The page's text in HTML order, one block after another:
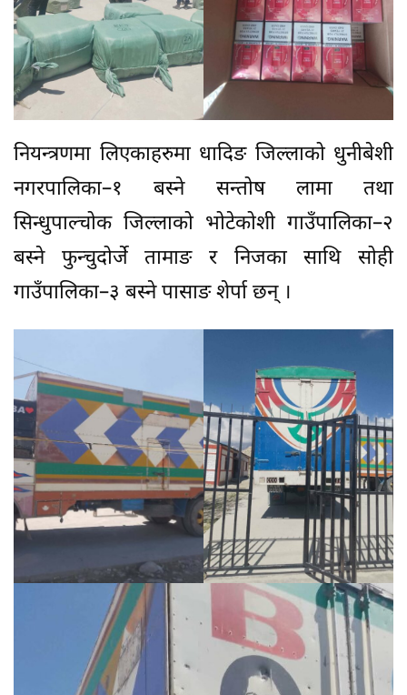
नियन्त्रणमा लिएकाहरुमा धादिङ जिल्लाको धुनीबेशी
नगरपालिका–१ बस्ने सन्तोष लामा तथा
सिन्धुपाल्चोक जिल्लाको भोटेकोशी गाउँपालिका–२
बस्ने फुन्चुदोर्जे तामाङ र निजका साथि सोही
गाउँपालिका–३ बस्ने पासाङ शेर्पा छन् ।